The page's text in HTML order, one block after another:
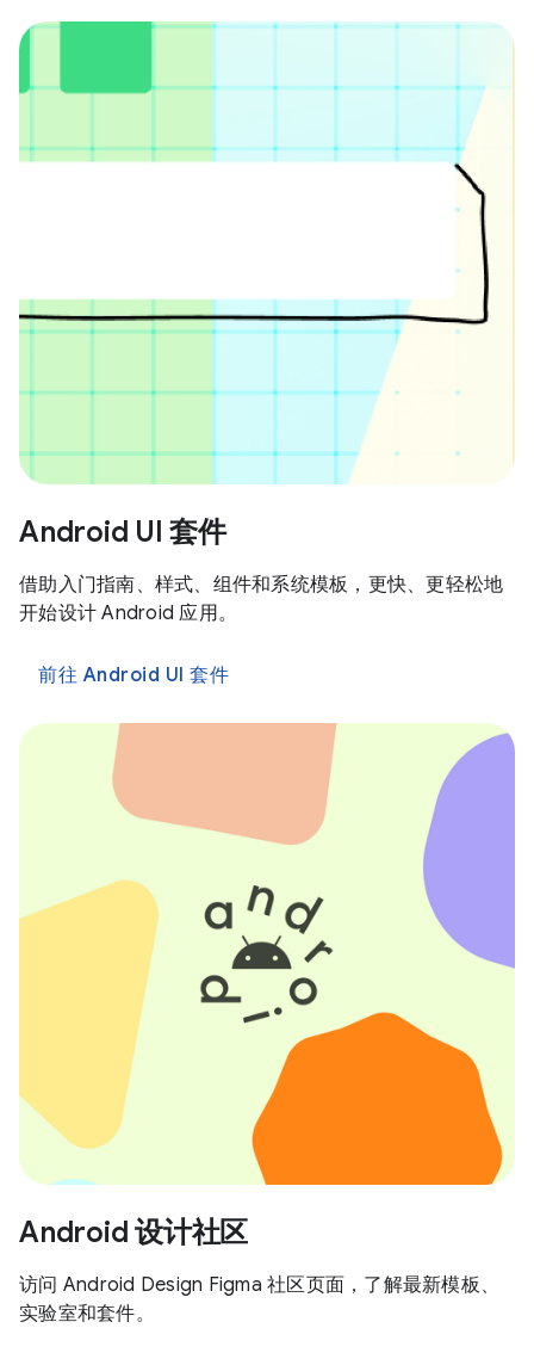
Android UI 套件
借助入门指南、样式、组件和系统模板，更快、更轻松地
开始设计 Android 应用。
前往 Android UI 套件
Android 设计社区
访问 Android Design Figma 社区页面，了解最新模板、
实验室和套件。